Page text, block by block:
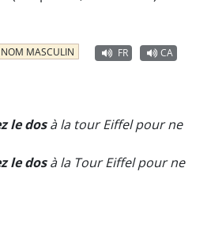
NOM MASCULIN FR CA
le dosà la tour Eiffel pour ne
le dosà la Tour Eiffel pour ne